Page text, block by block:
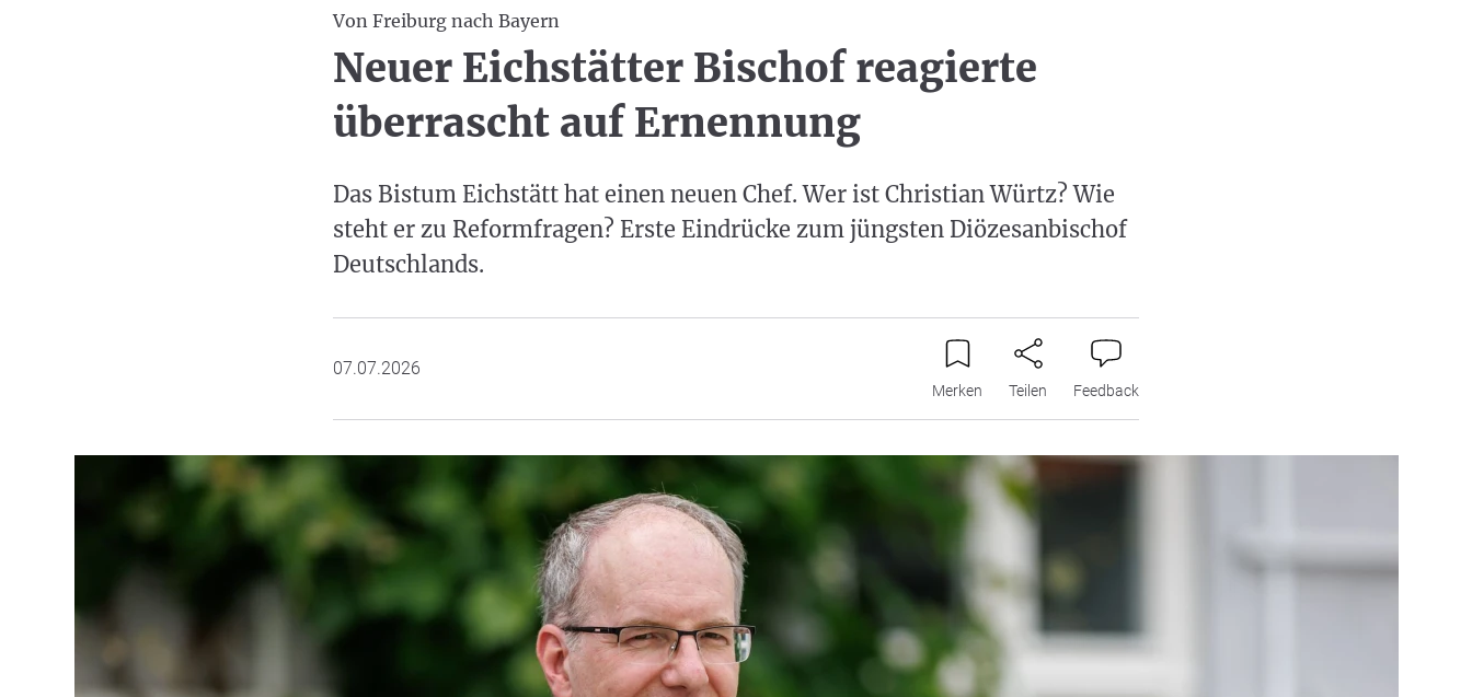
Von Freiburg nach Bayern
Neuer Eichstätter Bischof reagierte
überrascht auf Ernennung
Das Bistum Eichstätt hat einen neuen Chef. Wer ist Christian Würtz? Wie
steht er zu Reformfragen? Erste Eindrücke zum jüngsten Diözesanbischof
Deutschlands.
07.07.2026
Merken Teilen Feedback